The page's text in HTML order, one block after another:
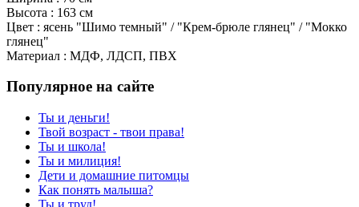
Высота : 163 см
Цвет : ясень "Шимо темный" / "Крем-брюле глянец" / "Мокко
глянец"
Материал : МДФ, ЛДСП, ПВХ
Популярное на сайте
Ты и деньги!
Твой возраст - твои права!
Ты и школа!
Ты и милиция!
Дети и домашние питомцы
Как понять малыша?